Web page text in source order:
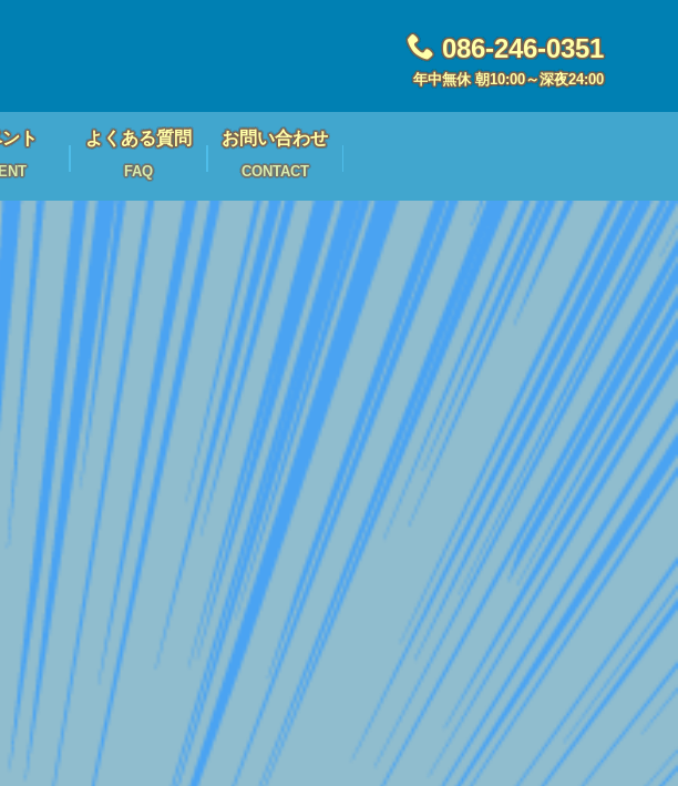
086-246-0351
年中無休 朝10:00～深夜24:00
ト よくある質問
FAQ
お問い合わせ
CONTACT